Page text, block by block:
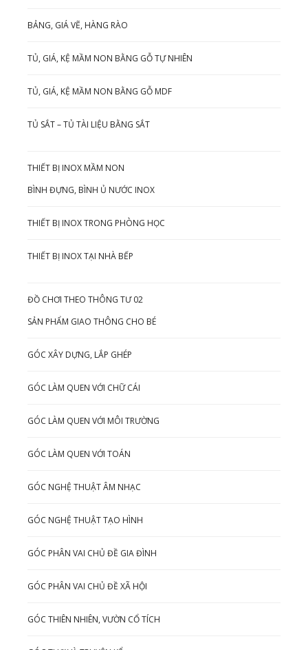
BẢNG, GIÁ VẼ, HÀNG RÀO
TỦ, GIÁ, KỆ MẦM NON BẰNG GỖ TỰ NHIÊN
TỦ, GIÁ, KỆ MẦM NON BẰNG GỖ MDF
TỦ SẮT – TỦ TÀI LIỆU BẰNG SẮT
THIẾT BỊ INOX MẦM NON
BÌNH ĐỰNG, BÌNH Ủ NƯỚC INOX
THIẾT BỊ INOX TRONG PHÒNG HỌC
THIẾT BỊ INOX TẠI NHÀ BẾP
ĐỒ CHƠI THEO THÔNG TƯ 02
SẢN PHẨM GIAO THÔNG CHO BÉ
GÓC XÂY DỰNG, LẮP GHÉP
GÓC LÀM QUEN VỚI CHỮ CÁI
GÓC LÀM QUEN VỚI MÔI TRƯỜNG
GÓC LÀM QUEN VỚI TOÁN
GÓC NGHỆ THUẬT ÂM NHẠC
GÓC NGHỆ THUẬT TẠO HÌNH
GÓC PHÂN VAI CHỦ ĐỀ GIA ĐÌNH
GÓC PHÂN VAI CHỦ ĐỀ XÃ HỘI
GÓC THIÊN NHIÊN, VƯỜN CỔ TÍCH